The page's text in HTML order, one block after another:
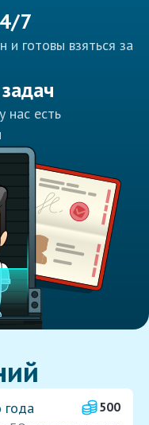
7
и готовы взяться за
есть
года
500